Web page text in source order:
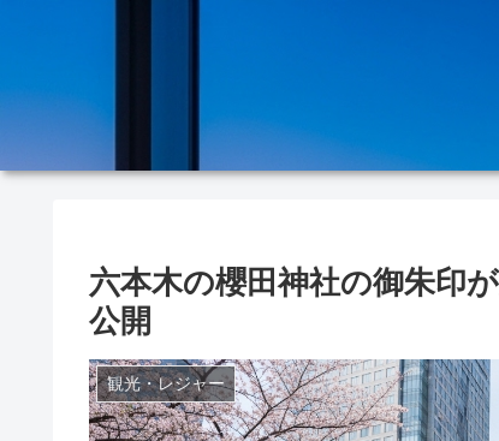
六本木の櫻田神社の御朱印
公開
観光・レジャー